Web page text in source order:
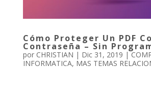
Cómo Proteger Un PDF
Contraseña – Sin
por CHRISTIAN | Dic 31, 2019 |
INFORMATICA, MAS TEMAS